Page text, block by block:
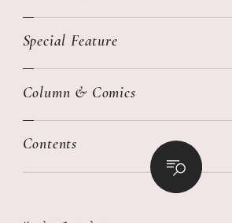
真夏のひんやりグッズ 2026
ニトリ・イケア・無印良品で賢くおしゃれなイン
絶品、お餅レシピ大集合！
世界のサンタさんに会って来た！
Special Feature
2026年春夏 トレンドファッションニュース
女子旅おすすめスポット 暮らすように心地い
幸せな老後のための リンネルマネー講座
Column & Comics
ぐれいさん
明日もいい日になりますように
清水みさとの食いしんぼう寄り道サウナ
Contents
リンネルおしゃれファッションスナップ
リンネル暮らし部